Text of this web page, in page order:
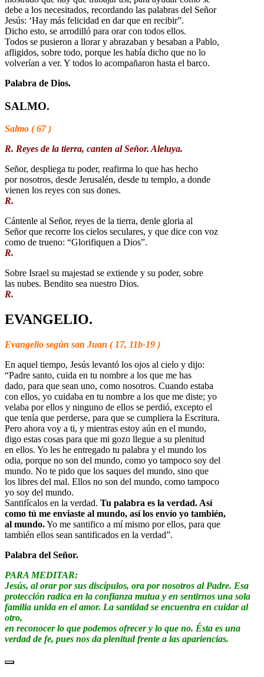
debe a los necesitados, recordando las palabras del Señor
Jesús: ‘Hay más felicidad en dar que en recibir”.
Dicho esto, se arrodilló para orar con todos ellos.
Todos se pusieron a llorar y abrazaban y besaban a Pablo,
afligidos, sobre todo, porque les había dicho que no lo
volverían a ver. Y todos lo acompañaron hasta el barco.
Palabra de Dios.
SALMO.
Salmo ( 67 )
R. Reyes de la tierra, canten al Señor. Aleluya.
Señor, despliega tu poder, reafirma lo que has hecho
por nosotros, desde Jerusalén, desde tu templo, a donde
vienen los reyes con sus dones.
R.
Cántenle al Señor, reyes de la tierra, denle gloria al
Señor que recorre los cielos seculares, y que dice con voz
como de trueno: “Glorifiquen a Dios”.
R.
Sobre Israel su majestad se extiende y su poder, sobre
las nubes. Bendito sea nuestro Dios.
R.
EVANGELIO.
Evangelio según san Juan ( 17, 11b-19 )
En aquel tiempo, Jesús levantó los ojos al cielo y dijo:
“Padre santo, cuida en tu nombre a los que me has
dado, para que sean uno, como nosotros. Cuando estaba
con ellos, yo cuidaba en tu nombre a los que me diste; yo
velaba por ellos y ninguno de ellos se perdió, excepto el
que tenía que perderse, para que se cumpliera la Escritura.
Pero ahora voy a ti, y mientras estoy aún en el mundo,
digo estas cosas para que mi gozo llegue a su plenitud
en ellos. Yo les he entregado tu palabra y el mundo los
odia, porque no son del mundo, como yo tampoco soy del
mundo. No te pido que los saques del mundo, sino que
los libres del mal. Ellos no son del mundo, como tampoco
yo soy del mundo.
Santifícalos en la verdad. Tu palabra es la verdad. Así
como tú me enviaste al mundo, así los envío yo también,
al mundo.Yo me santifico a mí mismo por ellos, para que
también ellos sean santificados en la verdad”.
Palabra del Señor.
PARA MEDITAR:
Jesús, al orar por sus discípulos, ora por nosotros al Padre. Esa
protección radica en la confianza mutua y en sentirnos una sola
familia unida en el amor. La santidad se encuentra en cuidar al
otro,
en reconocer lo que podemos ofrecer y lo que no. Ésta es una
verdad de fe, pues nos da plenitud frente a las apariencias.